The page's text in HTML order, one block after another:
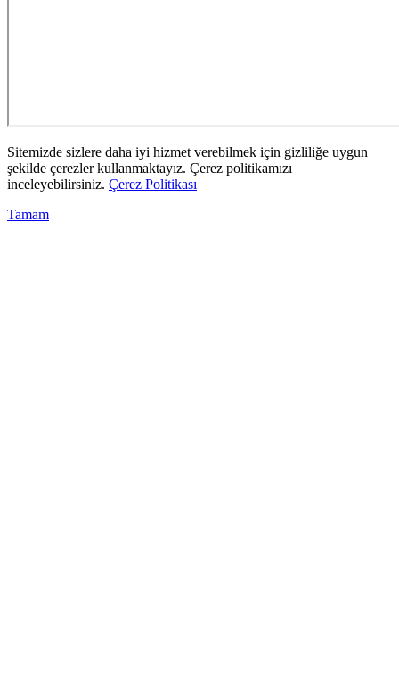
Sitemizde sizlere daha iyi hizmet verebilmek için gizliliğe uygun
şekilde çerezler kullanmaktayız. Çerez politikamızı
inceleyebilirsiniz. Çerez Politikası
Tamam